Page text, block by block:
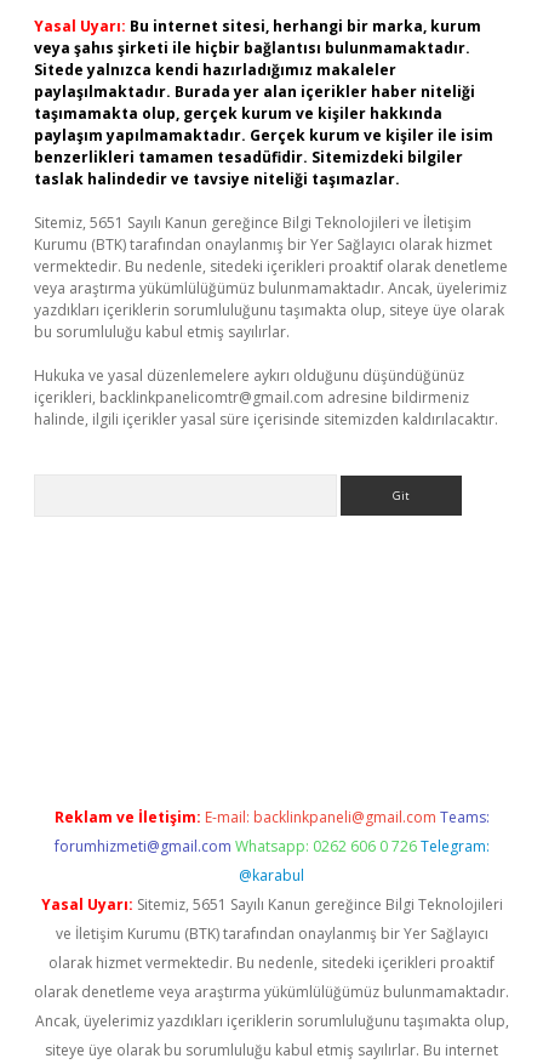
Yasal Uyarı: Bu internet sitesi, herhangi bir marka, kurum
veya şahıs şirketi ile hiçbir bağlantısı bulunmamaktadır.
Sitede yalnızca kendi hazırladığımız makaleler
paylaşılmaktadır. Burada yer alan içerikler haber niteliği
taşımamakta olup, gerçek kurum ve kişiler hakkında
paylaşım yapılmamaktadır. Gerçek kurum ve kişiler ile isim
benzerlikleri tamamen tesadüfidir. Sitemizdeki bilgiler
taslak halindedir ve tavsiye niteliği taşımazlar.
Sitemiz, 5651 Sayılı Kanun gereğince Bilgi Teknolojileri ve İletişim
Kurumu (BTK) tarafından onaylanmış bir Yer Sağlayıcı olarak hizmet
vermektedir. Bu nedenle, sitedeki içerikleri proaktif olarak denetleme
veya araştırma yükümlülüğümüz bulunmamaktadır. Ancak, üyelerimiz
yazdıkları içeriklerin sorumluluğunu taşımakta olup, siteye üye olarak
bu sorumluluğu kabul etmiş sayılırlar.
Hukuka ve yasal düzenlemelere aykırı olduğunu düşündüğünüz
içerikleri, backlinkpanelicomtr@gmail.com adresine bildirmeniz
halinde, ilgili içerikler yasal süre içerisinde sitemizden kaldırılacaktır.
Reklam ve İletişim: E-mail: backlinkpaneli@gmail.com Teams:
forumhizmeti@gmail.com Whatsapp: 0262 606 0 726 Telegram:
@karabul
Yasal Uyarı: Sitemiz, 5651 Sayılı Kanun gereğince Bilgi Teknolojileri
ve İletişim Kurumu (BTK) tarafından onaylanmış bir Yer Sağlayıcı
olarak hizmet vermektedir. Bu nedenle, sitedeki içerikleri proaktif
olarak denetleme veya araştırma yükümlülüğümüz bulunmamaktadır.
Ancak, üyelerimiz yazdıkları içeriklerin sorumluluğunu taşımakta olup,
siteye üye olarak bu sorumluluğu kabul etmiş sayılırlar. Bu internet